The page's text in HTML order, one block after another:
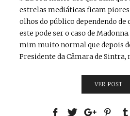
estrelas mediáticas ficam piores
olhos do público dependendo de
este pode ser o caso de
mim muito normal que depois
Presidente da Câmara de
VER POST